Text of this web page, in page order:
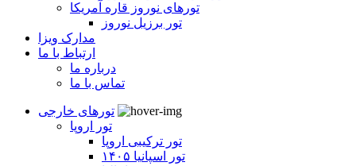
تورهای نوروز قاره آمریکا
تور برزیل نوروز
مدارک ویزا
ارتباط با ما
درباره ما
تماس با ما
تورهای خارجی
تور اروپا
تور ترکیبی اروپا
تور اسپانیا ۱۴۰۵